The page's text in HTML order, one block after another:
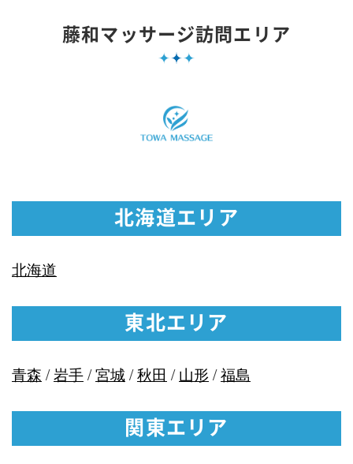
藤和マッサージ訪問エリア
北海道エリア
北海道
東北エリア
青森 /岩手/宮城/秋田 /山形 /福島
関東エリア